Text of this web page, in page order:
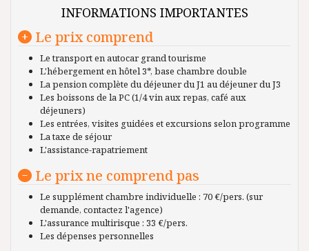
INFORMATIONS IMPORTANTES
Le prix comprend
Le transport en autocar grand tourisme
L'hébergement en hôtel 3*, base chambre double
La pension complète du déjeuner du J1 au déjeuner du J3
Les boissons de la PC (1/4 vin aux repas, café aux
déjeuners)
Les entrées, visites guidées et excursions selon programme
La taxe de séjour
L'assistance-rapatriement
Le prix ne comprend pas
Le supplément chambre individuelle : 70 €/pers. (sur
demande, contactez l'agence)
L'assurance multirisque : 33 €/pers.
Les dépenses personnelles